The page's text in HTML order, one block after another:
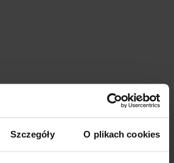
Szczegóły O plikach cookies